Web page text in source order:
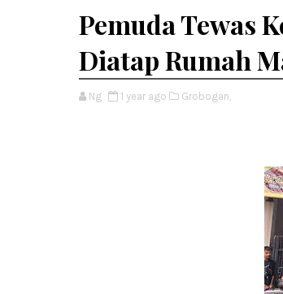
Pemuda Tewas
Diatap Rumah
Ng 1 year ago Grobogan,